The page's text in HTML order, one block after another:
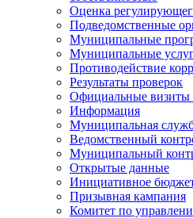
Оценка
Подведомственные
Муниципальные
Муниципальные
Противодействие
Результаты проверок
Официальные визиты
Информация
Муниципальная
Ведомственный
Муниципальный
Открытые данные
Инициативное
Призывная кампания
Комитет по